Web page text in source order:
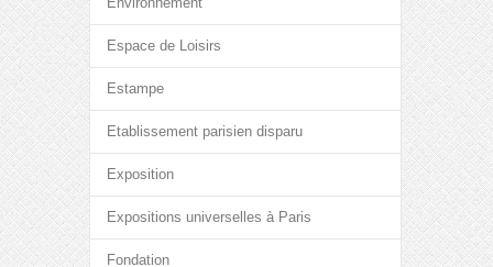
Espace de Loisirs
Estampe
Etablissement parisien disparu
Exposition
Expositions universelles à Paris
Fondation